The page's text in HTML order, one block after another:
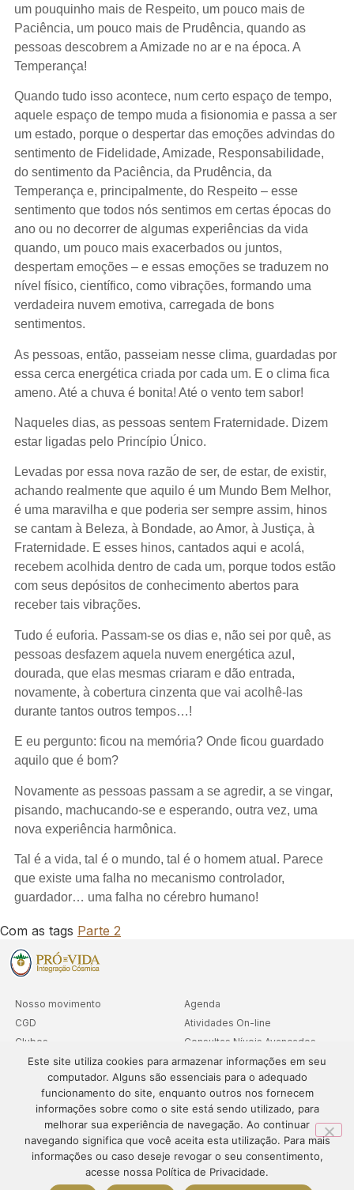
um pouquinho mais de Respeito, um pouco mais de
Paciência, um pouco mais de Prudência, quando as
pessoas descobrem a Amizade no ar e na época. A
Temperança!
Quando tudo isso acontece, num certo espaço de tempo,
aquele espaço de tempo muda a fisionomia e passa a ser
um estado, porque o despertar das emoções advindas do
sentimento de Fidelidade, Amizade, Responsabilidade,
do sentimento da Paciência, da Prudência, da
Temperança e, principalmente, do Respeito – esse
sentimento que todos nós sentimos em certas épocas do
ano ou no decorrer de algumas experiências da vida
quando, um pouco mais exacerbados ou juntos,
despertam emoções – e essas emoções se traduzem no
nível físico, científico, como vibrações, formando uma
verdadeira nuvem emotiva, carregada de bons
sentimentos.
As pessoas, então, passeiam nesse clima, guardadas por
essa cerca energética criada por cada um. E o clima fica
ameno. Até a chuva é bonita! Até o vento tem sabor!
Naqueles dias, as pessoas sentem Fraternidade. Dizem
estar ligadas pelo Princípio Único.
Levadas por essa nova razão de ser, de estar, de existir,
achando realmente que aquilo é um Mundo Bem Melhor,
é uma maravilha e que poderia ser sempre assim, hinos
se cantam à Beleza, à Bondade, ao Amor, à Justiça, à
Fraternidade. E esses hinos, cantados aqui e acolá,
recebem acolhida dentro de cada um, porque todos estão
com seus depósitos de conhecimento abertos para
receber tais vibrações.
Tudo é euforia. Passam-se os dias e, não sei por quê, as
pessoas desfazem aquela nuvem energética azul,
dourada, que elas mesmas criaram e dão entrada,
novamente, à cobertura cinzenta que vai acolhê-las
durante tantos outros tempos…!
E eu pergunto: ficou na memória? Onde ficou guardado
aquilo que é bom?
Novamente as pessoas passam a se agredir, a se vingar,
pisando, machucando-se e esperando, outra vez, uma
nova experiência harmônica.
Tal é a vida, tal é o mundo, tal é o homem atual. Parece
que existe uma falha no mecanismo controlador,
guardador… uma falha no cérebro humano!
Com as tags Parte 2
Nosso movimento
CGD
Clubes
Cooperativa
Departamentos
Sedes
Agenda
Atividades On-line
Consultas Níveis Avançados
© 1995-2024 – PRÓ-VIDA – Todos os direitos reservados. O
conteúdo deste site não pode ser publicado ou redistribuído sem
Este site utiliza cookies para armazenar informações em seu
computador. Alguns são essenciais para o adequado
funcionamento do site, enquanto outros nos fornecem
informações sobre como o site está sendo utilizado, para
melhorar sua experiência de navegação. Ao continuar
navegando significa que você aceita esta utilização. Para mais
informações ou caso deseje revogar o seu consentimento,
acesse nossa Política de Privacidade.